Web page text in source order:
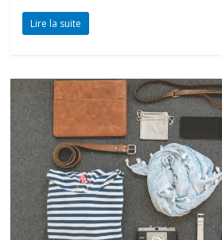
Lire la suite